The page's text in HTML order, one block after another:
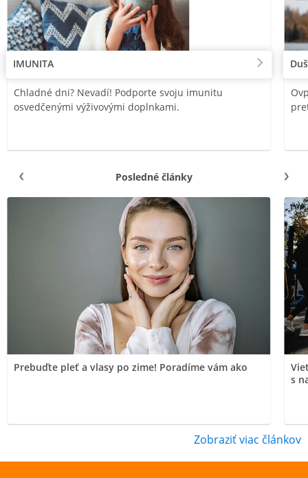
IMUNITA
Chladné dni? Nevadí! Podporte svoju imunitu
osvedčenými výživovými doplnkami.
Posledné články
Prebuďte pleť a vlasy po zime! Poradíme vám ako
s
Zobraziť viac článkov